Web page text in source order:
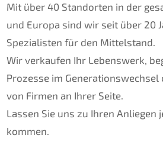
Mit über 40 Standorten in der
und Europa sind wir seit über 20
Spezialisten für den Mittelstand.
Wir verkaufen Ihr Lebenswerk,
Prozesse im Generationswechsel
von Firmen an Ihrer Seite.
Lassen Sie uns zu Ihren Anliegen
kommen.